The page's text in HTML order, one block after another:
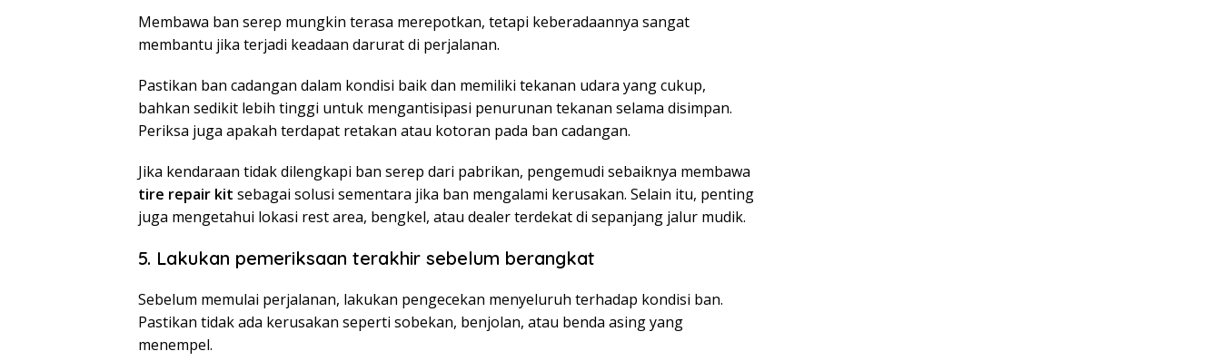
Membawa ban serep mungkin terasa merepotkan, tetapi keberadaannya sangat
membantu jika terjadi keadaan darurat di perjalanan.
Pastikan ban cadangan dalam kondisi baik dan memiliki tekanan udara yang cukup,
bahkan sedikit lebih tinggi untuk mengantisipasi penurunan tekanan selama disimpan.
Periksa juga apakah terdapat retakan atau kotoran pada ban cadangan.
Jika kendaraan tidak dilengkapi ban serep dari pabrikan, pengemudi sebaiknya membawa
tire repair kit sebagai solusi sementara jika ban mengalami kerusakan. Selain itu, penting
juga mengetahui lokasi rest area, bengkel, atau dealer terdekat di sepanjang jalur mudik.
5. Lakukan pemeriksaan terakhir sebelum berangkat
Sebelum memulai perjalanan, lakukan pengecekan menyeluruh terhadap kondisi ban.
Pastikan tidak ada kerusakan seperti sobekan, benjolan, atau benda asing yang
menempel.